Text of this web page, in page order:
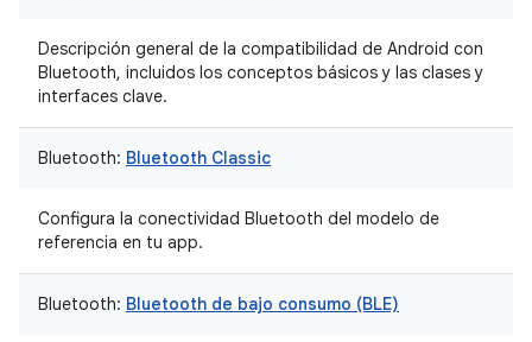
Descripción general de la compatibilidad de Android con
Bluetooth, incluidos los conceptos básicos y las clases y
interfaces clave.
Bluetooth: Bluetooth Classic
Configura la conectividad Bluetooth del modelo de
referencia en tu app.
Bluetooth: Bluetooth de bajo consumo (BLE)